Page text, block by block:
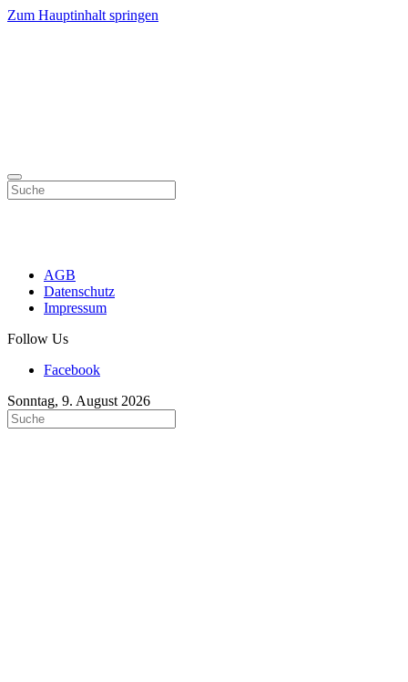
Zum Hauptinhalt springen
AGB
Datenschutz
Impressum
Follow Us
Facebook
Sonntag, 9. August 2026